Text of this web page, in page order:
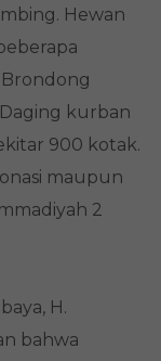
Hewan
Brondong
kurban
900 kotak.
maupun
2
H.
bahwa